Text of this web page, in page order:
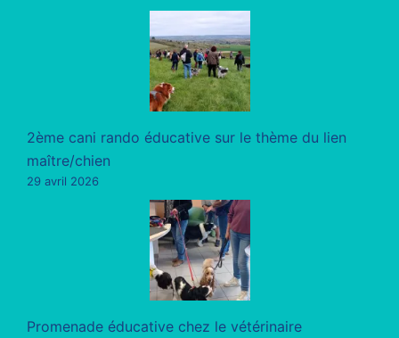
2ème cani rando éducative sur le thème du lien
maître/chien
29 avril 2026
Promenade éducative chez le vétérinaire